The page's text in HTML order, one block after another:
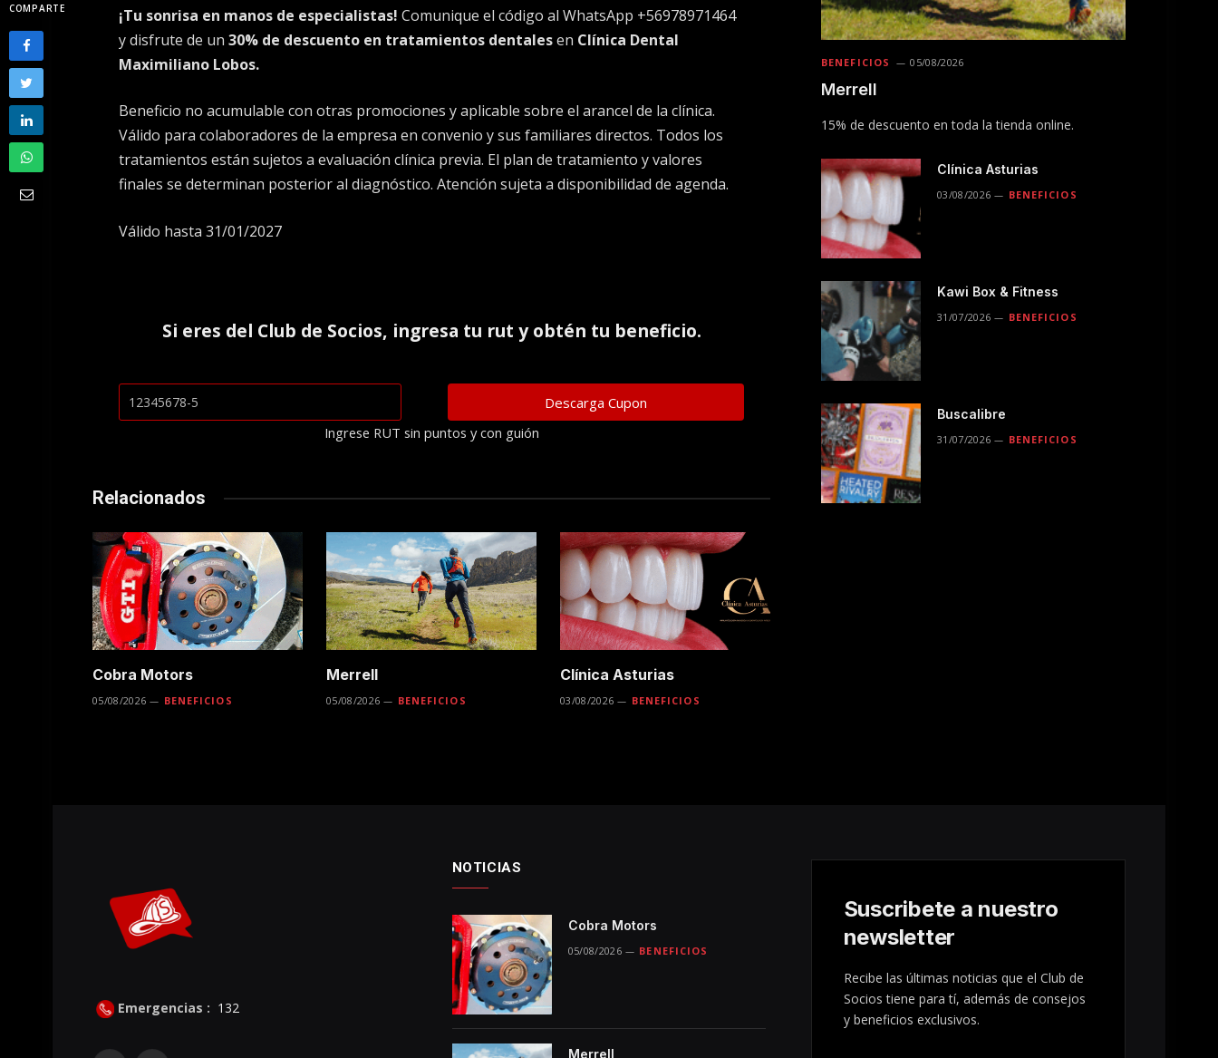
COMPARTE ¡Tu sonrisa en manos de especialistas! Comunique el código al WhatsApp +56978971464
y disfrute de un30% de descuento en tratamientos dentalesen Clínica Dental
Maximiliano Lobos.
Beneficio no acumulable con otras promociones y aplicable sobre el arancel de la clínica.
Válido para colaboradores de la empresa en convenio y sus familiares directos. Todos los
tratamientos están sujetos a evaluación clínica previa. El plan de tratamiento y valores
finales se determinan posterior al diagnóstico. Atención sujeta a disponibilidad de agenda.
Válido hasta 31/01/2027
Si eres del Club de Socios, ingresa tu rut y obtén tu beneficio.
Ingrese RUT sin puntos y con guión
Relacionados
Cobra Motors
05/08/2026 BENEFICIOS
Merrell
05/08/2026 BENEFICIOS
Clínica Asturias
03/08/2026 BENEFICIOS
BENEFICIOS 05/08/2026
Merrell
15% de descuento en toda la tienda online.
Clínica Asturias
03/08/2026 BENEFICIOS
Kawi Box & Fitness
31/07/2026 BENEFICIOS
Buscalibre
31/07/2026 BENEFICIOS
Emergencias : 132
NOTICIAS
Cobra Motors
05/08/2026 BENEFICIOS
Merrell
Suscribete a nuestro
newsletter
Recibe las últimas noticias que el Club de
Socios tiene para tí, además de consejos
y beneficios exclusivos.